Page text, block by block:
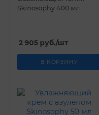
Skinosophy 400 мл
2 905 руб./шт
В КОРЗИНУ